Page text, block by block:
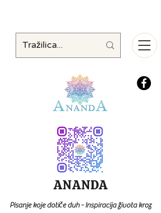
ANANDA
Pisanje koje dotiče duh - Inspiracija života kroz